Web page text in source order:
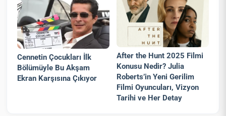
Cennetin Çocukları İlk
Bölümüyle Bu Akşam
Ekran Karşısına Çıkıyor
After the Hunt 2025 Filmi
Konusu Nedir? Julia
Roberts’in Yeni Gerilim
Filmi Oyuncuları, Vizyon
Tarihi ve Her Detay